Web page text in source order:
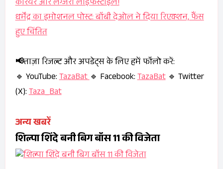
करियर और लग्जरी लाइफस्टाइल!
धर्मेंद्र का इमोशनल पोस्ट: बॉबी देओल ने दिया रिएक्शन, फैंस
हुए चिंतित
📢ताज़ा रिजल्ट और अपडेट्स के लिए हमें फॉलो करें:
🔹 YouTube:TazaBat🔹 Facebook:TazaBat🔹 Twitter
(X):Taza_Bat
अन्य खबरें
शिल्पा शिंदे बनी बिग बॉस 11 की विजेता